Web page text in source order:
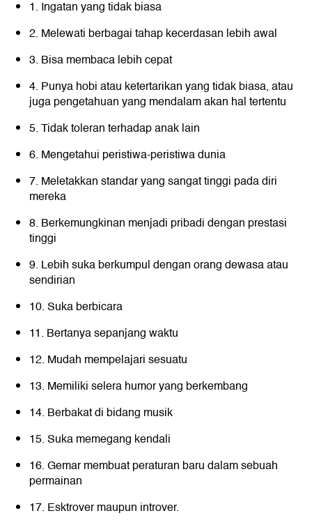
1. Ingatan yang tidak biasa
2. Melewati berbagai tahap kecerdasan lebih awal
3. Bisa membaca lebih cepat
4. Punya hobi atau ketertarikan yang tidak biasa, atau
juga pengetahuan yang mendalam akan hal tertentu
5. Tidak toleran terhadap anak lain
6. Mengetahui peristiwa-peristiwa dunia
7. Meletakkan standar yang sangat tinggi pada diri
mereka
8. Berkemungkinan menjadi pribadi dengan prestasi
tinggi
9. Lebih suka berkumpul dengan orang dewasa atau
sendirian
10. Suka berbicara
11. Bertanya sepanjang waktu
12. Mudah mempelajari sesuatu
13. Memiliki selera humor yang berkembang
14. Berbakat di bidang musik
15. Suka memegang kendali
16. Gemar membuat peraturan baru dalam sebuah
permainan
17. Esktrover maupun introver.